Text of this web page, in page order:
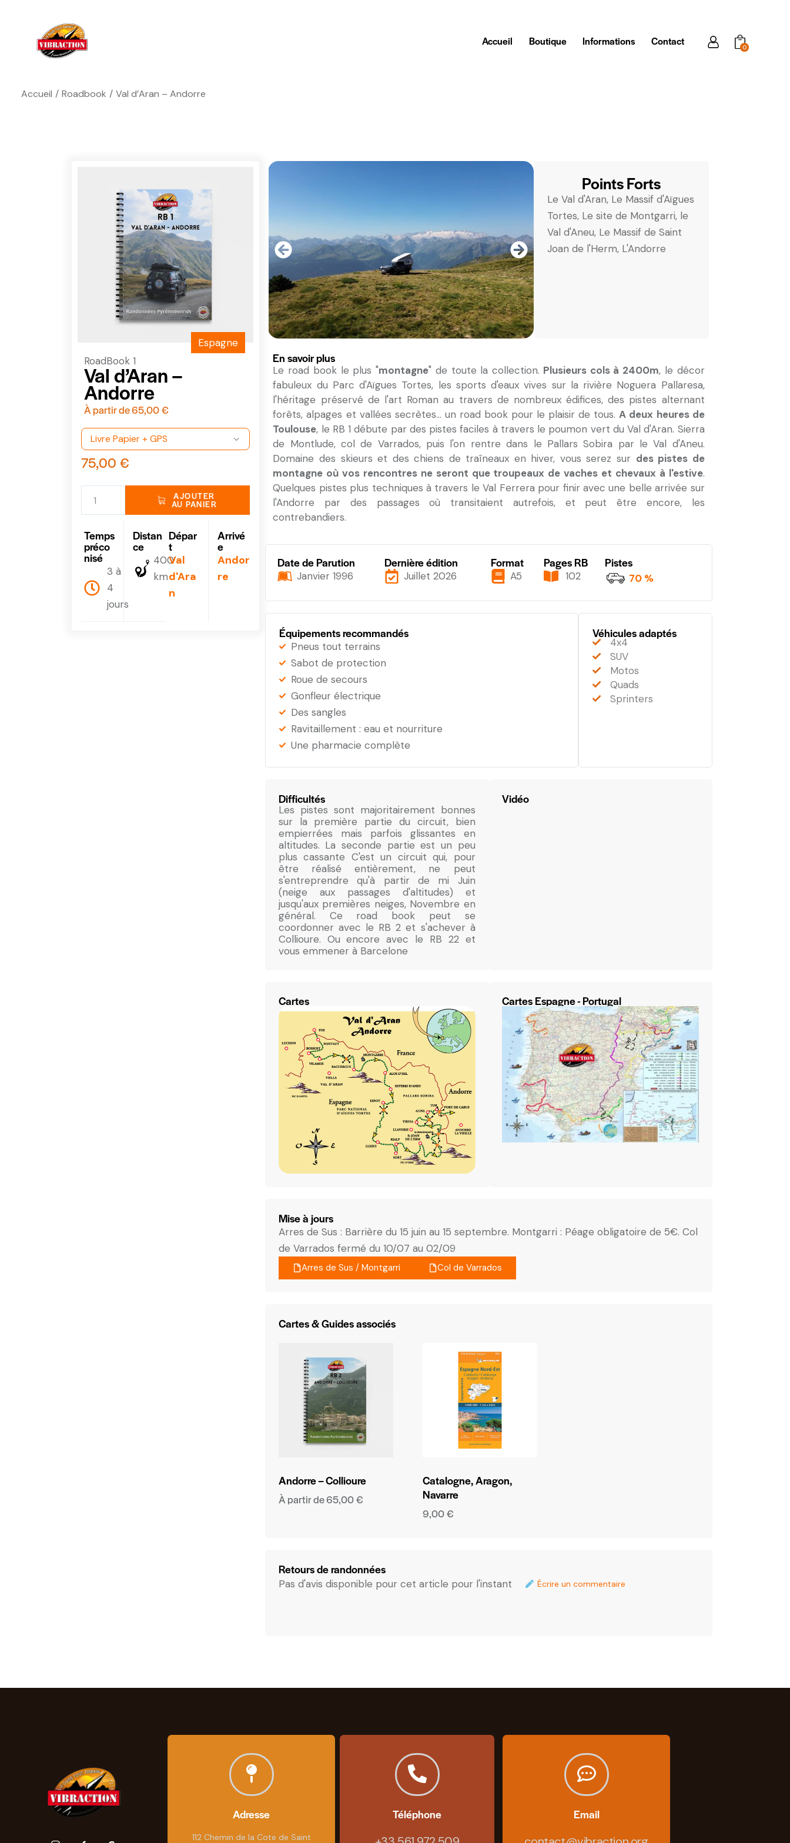
Accueil Boutique Informations Contact 0
Accueil Roadbook Val d’Aran – Andorre
Espagne
RoadBook 1
Val d’Aran –
Andorre
À partir de65,00€
75,00 €
AJOUTER
AU PANIER
Temps
préco
nisé
3 à
4
jours
Distan
ce
400
km
Dépar
t
Val
d'Ara
n
Arrivé
e
Andor
re
Points Forts
Le Val d'Aran, Le Massif d'Aïgues
Tortes, Le site de Montgarri, le
Val d'Aneu, Le Massif de Saint
Joan de l'Herm, L'Andorre
En savoir plus
Le road book le plus "montagne" de toute la collection. Plusieurs cols à 2400m, le décor
fabuleux du Parc d'Aïgues Tortes, les sports d'eaux vives sur la rivière Noguera Pallaresa,
l'héritage préservé de l'art Roman au travers de nombreux édifices, des pistes alternant
forêts, alpages et vallées secrètes... un road book pour le plaisir de tous.A deux heures de
Toulouse, le RB 1 débute par des pistes faciles à travers le poumon vert du Val d'Aran. Sierra
de Montlude, col de Varrados, puis l'on rentre dans le Pallars Sobira par le Val d'Aneu.
Domaine des skieurs et des chiens de traîneaux en hiver, vous serez sur des pistes de
montagne où vos rencontres ne seront que troupeaux de vaches et chevaux à l'estive.
Quelques pistes plus techniques à travers le Val Ferrera pour finir avec une belle arrivée sur
l'Andorre par des passages où transitaient autrefois, et peut être encore, les
contrebandiers.
Date de Parution
Janvier 1996
Dernière édition
Juillet 2026
Format
A5
Pages RB
102
Pistes
70 %
Équipements recommandés
Pneus tout terrains
Sabot de protection
Roue de secours
Gonfleur électrique
Des sangles
Ravitaillement : eau et nourriture
Une pharmacie complète
Véhicules adaptés
4x4
SUV
Motos
Quads
Sprinters
Difficultés
Les pistes sont majoritairement bonnes
sur la première partie du circuit, bien
empierrées mais parfois glissantes en
altitudes. La seconde partie est un peu
plus cassante C'est un circuit qui, pour
être réalisé entièrement, ne peut
s'entreprendre qu'à partir de mi Juin
(neige aux passages d'altitudes) et
jusqu'aux premières neiges, Novembre en
général. Ce road book peut se
coordonner avec le RB 2 et s'achever à
Collioure. Ou encore avec le RB 22 et
vous emmener à Barcelone
Vidéo
Cartes Cartes Espagne - Portugal
Mise à jours
Arres de Sus : Barrière du 15 juin au 15 septembre. Montgarri : Péage obligatoire de 5€. Col
de Varrados fermé du 10/07 au 02/09
Arres de Sus / Montgarri Col de Varrados
Cartes & Guides associés
Andorre – Collioure
À partir de65,00€
Catalogne, Aragon,
Navarre
9,00€
Retours de randonnées
Pas d'avis disponible pour cet article pour l'instant Écrire un commentaire
Adresse
112 Chemin de la Cote de Saint
Téléphone Email